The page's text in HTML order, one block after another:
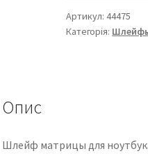
ASUS
X551
Артикул:44475
Категорія:
Опис
Шлейф матрицы для ноутбука